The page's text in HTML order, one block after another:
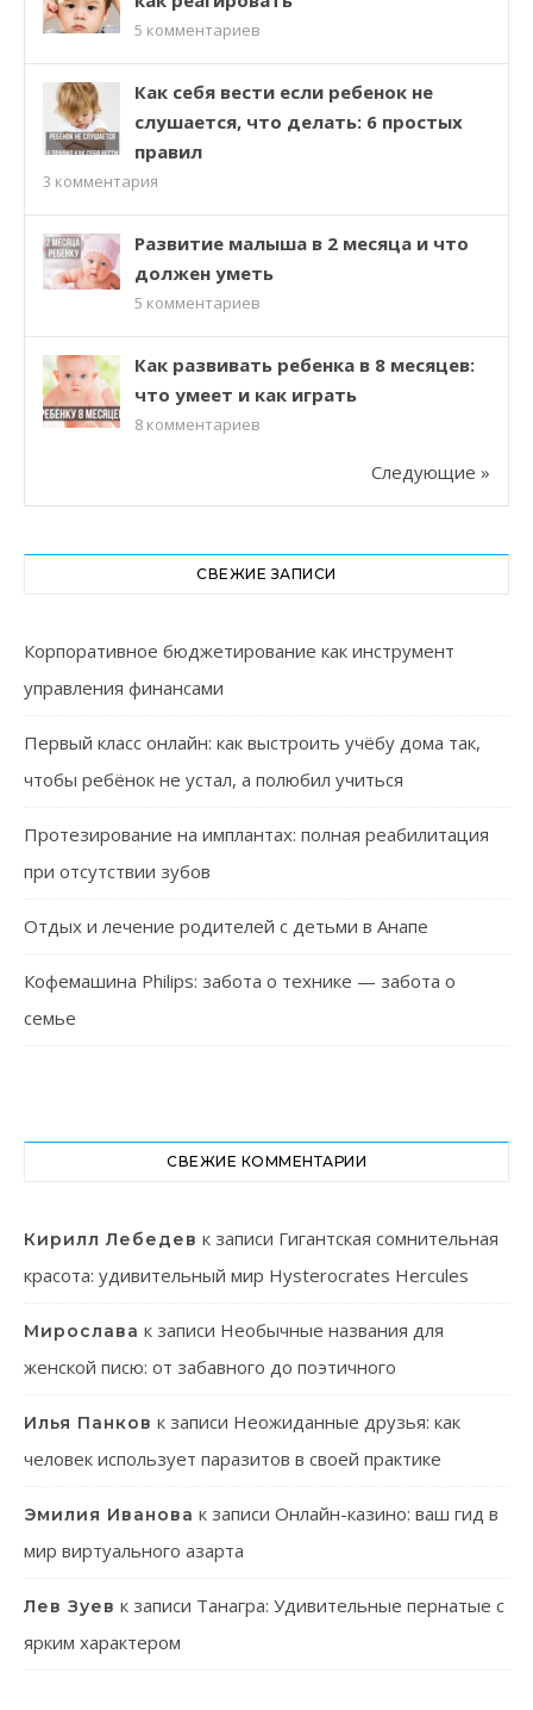
5 комментариев
Как себя вести если ребенок не
слушается, что делать: 6 простых
правил
3 комментария
Развитие малыша в 2 месяца и что
должен уметь
5 комментариев
Как развивать ребенка в 8 месяцев:
что умеет и как играть
8 комментариев
Следующие »
СВЕЖИЕ ЗАПИСИ
Корпоративное бюджетирование как инструмент
управления финансами
Первый класс онлайн: как выстроить учёбу дома так,
чтобы ребёнок не устал, а полюбил учиться
Протезирование на имплантах: полная реабилитация
при отсутствии зубов
Отдых и лечение родителей с детьми в Анапе
Кофемашина Philips: забота о технике — забота о
семье
СВЕЖИЕ КОММЕНТАРИИ
Кирилл Лебедев к записи Гигантская сомнительная
красота: удивительный мир Hysterocrates Hercules
Мирослава к записи Необычные названия для
женской писю: от забавного до поэтичного
Илья Панков к записи Неожиданные друзья: как
человек использует паразитов в своей практике
Эмилия Иванова к записи Онлайн-казино: ваш гид в
мир виртуального азарта
Лев Зуев к записи Танагра: Удивительные пернатые с
ярким характером